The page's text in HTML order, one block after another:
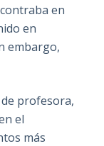
en
en
embargo,
profesora,
el
más